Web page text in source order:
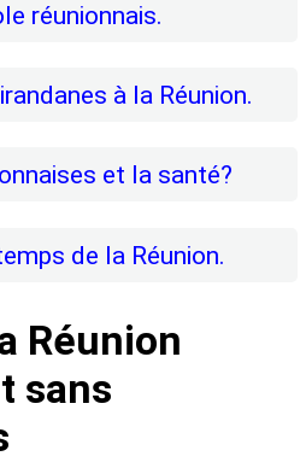
réunionnais.
à la Réunion.
et la santé?
de la Réunion.
Réunion
sans